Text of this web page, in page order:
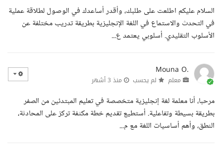
السلام عليكم اطلعت على طلبك، وأقدر أساعدك في الوصول لطلاقة عملية
في التحدث والاستماع في اللغة الإنجليزية بطريقة تدريب مختلفة عن
الأسلوب التقليدي. أسلوبي يعتمد ع...
Mouna O.
معلم لم يحسب منذ 3 أشهر
مرحبا، أنا معلمة لغة إنجليزية متخصصة في تعليم المبتدئين من الصفر
بطريقة بسيطة وتفاعلية. أستطيع تقديم خطة مكثفة تركز على المحادثة،
النطق، وأهم أساسيات اللغة مع م...